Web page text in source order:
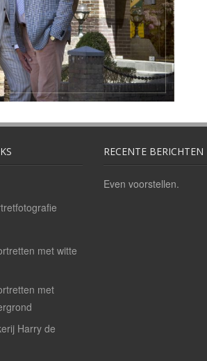
met witte
met
Harry de
RECENTE BERICHTEN
Even voorstellen.